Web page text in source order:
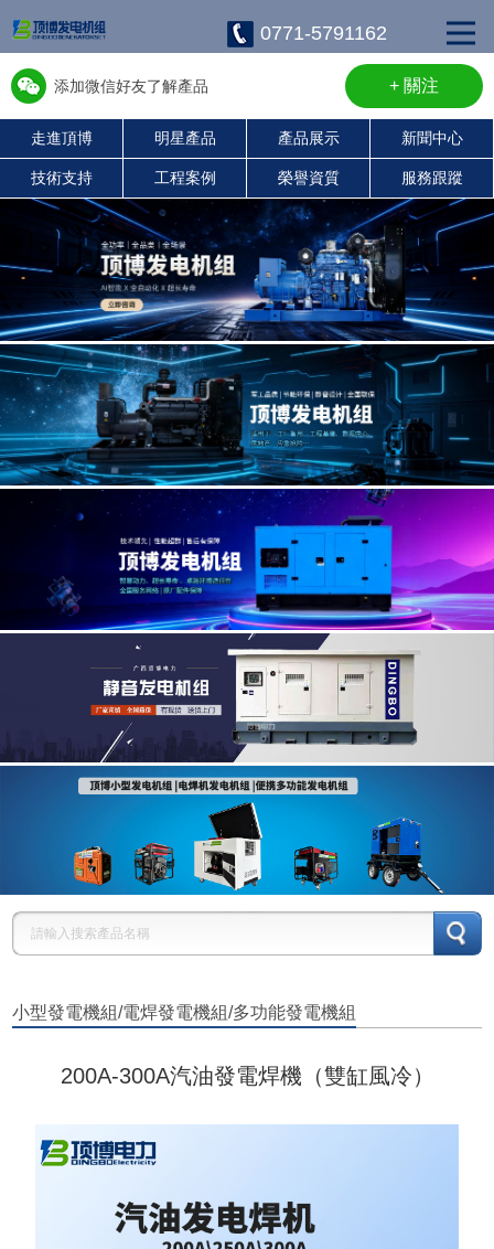
0771-5791162
添加微信好友了解產品
w13667715899
+ 關注
走進頂博 明星產品 產品展示 新聞中心
技術支持 工程案例 榮譽資質 服務跟蹤
靜音發電機組
濰柴發電機組
珀金斯發電機組
沃爾沃發電機組
康明斯柴油發電機組
上柴發電機組
玉柴發電機組
小型發電機組/電焊發電機組/多功能發電機組
200A-300A汽油發電焊機（雙缸風冷）